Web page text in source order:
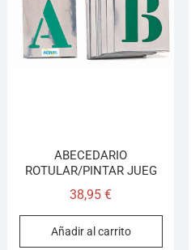
ABECEDARIO
ROTULAR/PINTAR JUEG
38,95€
Añadir al carrito